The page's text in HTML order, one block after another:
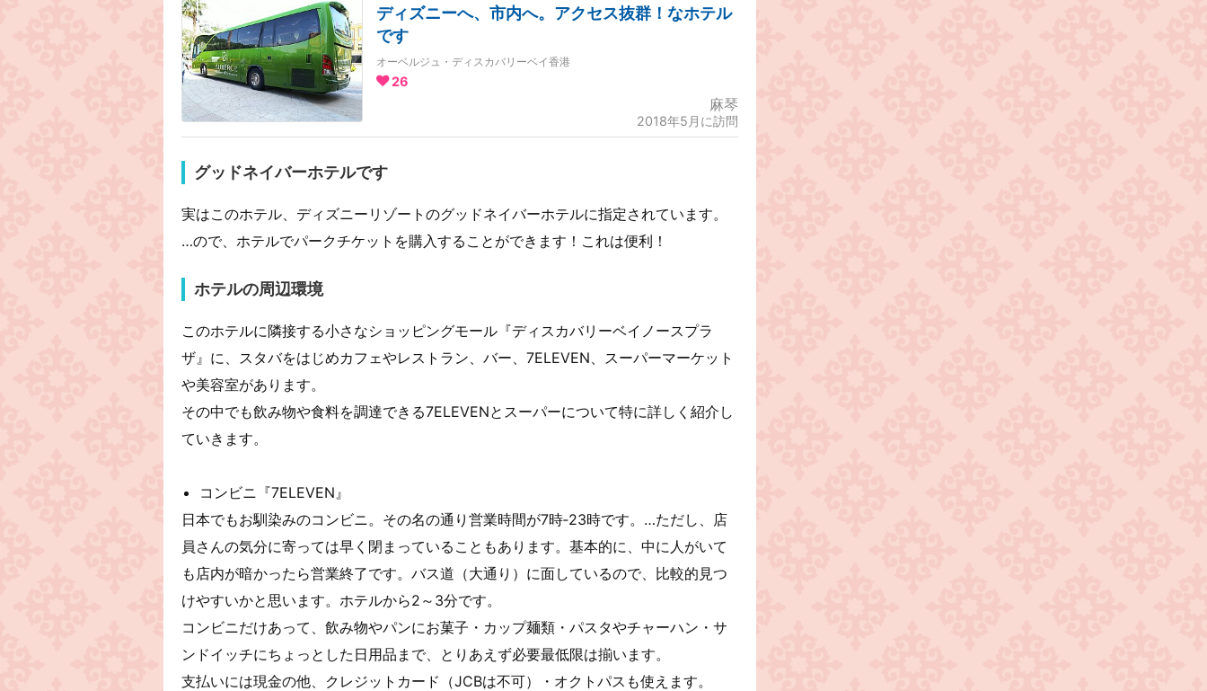
ディズニーへ、市内へ。アクセス抜群！なホテル
です
オーベルジュ・ディスカバリーベイ香港
26
麻琴
2018年5月に訪問
グッドネイバーホテルです
実はこのホテル、ディズニーリゾートのグッドネイバーホテルに指定されています。
…ので、ホテルでパークチケットを購入することができます！これは便利！
ホテルの周辺環境
このホテルに隣接する小さなショッピングモール『ディスカバリーベイノースプラ
ザ』に、スタバをはじめカフェやレストラン、バー、7ELEVEN、スーパーマーケット
や美容室があります。
その中でも飲み物や食料を調達できる7ELEVENとスーパーについて特に詳しく紹介し
ていきます。
コンビニ『7ELEVEN』
日本でもお馴染みのコンビニ。その名の通り営業時間が7時‐23時です。…ただし、店
員さんの気分に寄っては早く閉まっていることもあります。基本的に、中に人がいて
も店内が暗かったら営業終了です。バス道（大通り）に面しているので、比較的見つ
けやすいかと思います。ホテルから2～3分です。
コンビニだけあって、飲み物やパンにお菓子・カップ麺類・パスタやチャーハン・サ
ンドイッチにちょっとした日用品まで、とりあえず必要最低限は揃います。
支払いには現金の他、クレジットカード（JCBは不可）・オクトパスも使えます。